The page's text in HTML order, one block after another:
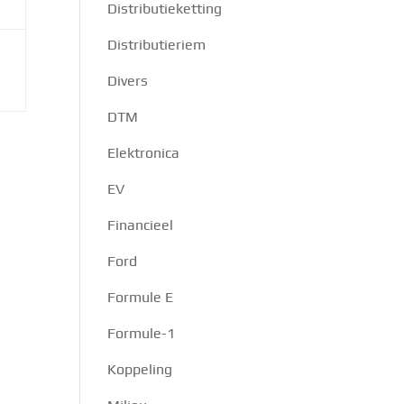
Distributieketting
Distributieriem
Divers
DTM
Elektronica
EV
Financieel
Ford
Formule E
Formule-1
Koppeling